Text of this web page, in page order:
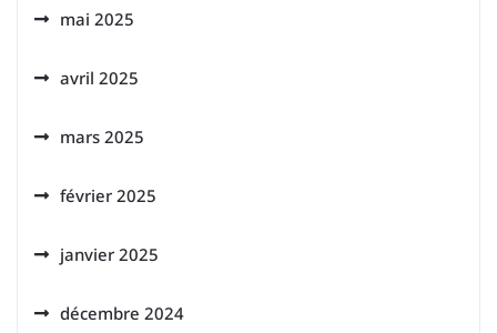
mai 2025
avril 2025
mars 2025
février 2025
janvier 2025
décembre 2024